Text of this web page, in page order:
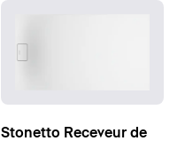
Stonetto Receveur de